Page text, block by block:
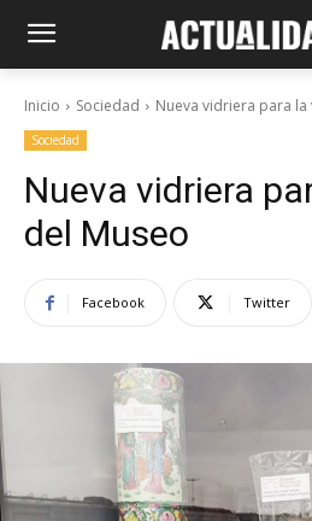
Inicio Sociedad Nueva vidriera para la
Sociedad
Nueva vidriera
del Museo
Facebook Twitter